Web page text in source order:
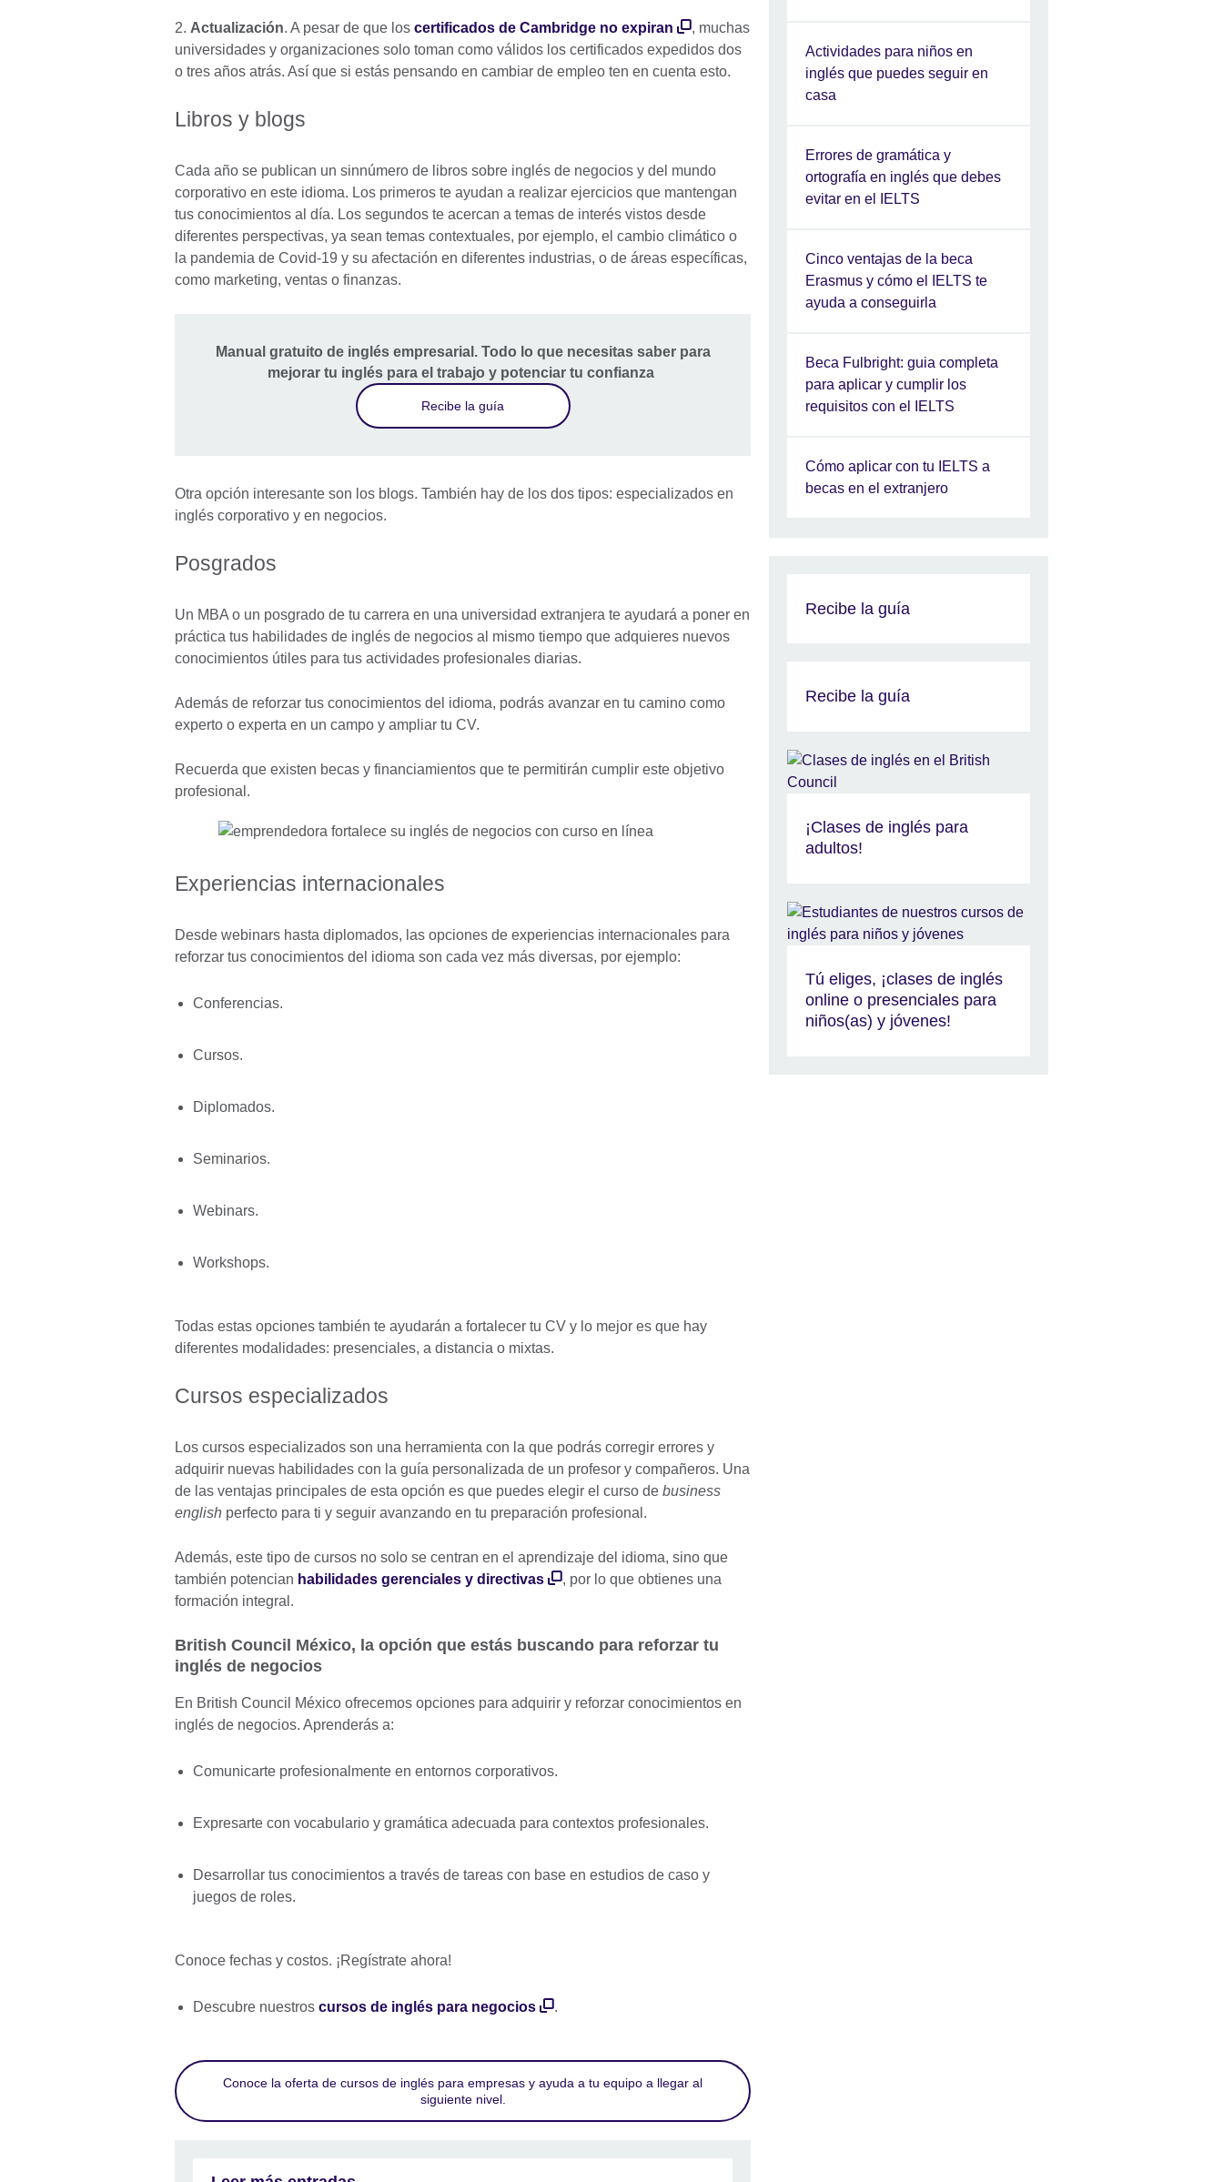
2. Actualización. A pesar de que los certificados de Cambridge no expiran
, muchas
universidades y organizaciones solo toman como válidos los certificados expedidos dos
o tres años atrás. Así que si estás pensando en cambiar de empleo ten en cuenta esto.
Libros y blogs
Cada año se publican un sinnúmero de libros sobre inglés de negocios y del mundo
corporativo en este idioma. Los primeros te ayudan a realizar ejercicios que mantengan
tus conocimientos al día. Los segundos te acercan a temas de interés vistos desde
diferentes perspectivas, ya sean temas contextuales, por ejemplo, el cambio climático o
la pandemia de Covid-19 y su afectación en diferentes industrias, o de áreas específicas,
como marketing, ventas o finanzas.
Manual gratuito de inglés empresarial. Todo lo que necesitas saber para
mejorar tu inglés para el trabajo y potenciar tu confianza
Recibe la guía
Otra opción interesante son los blogs. También hay de los dos tipos: especializados en
inglés corporativo y en negocios.
Posgrados
Un MBA o un posgrado de tu carrera en una universidad extranjera te ayudará a poner en
práctica tus habilidades de inglés de negocios al mismo tiempo que adquieres nuevos
conocimientos útiles para tus actividades profesionales diarias.
Además de reforzar tus conocimientos del idioma, podrás avanzar en tu camino como
experto o experta en un campo y ampliar tu CV.
Recuerda que existen becas y financiamientos que te permitirán cumplir este objetivo
profesional.
Experiencias internacionales
Desde webinars hasta diplomados, las opciones de experiencias internacionales para
reforzar tus conocimientos del idioma son cada vez más diversas, por ejemplo:
Conferencias.
Cursos.
Diplomados.
Seminarios.
Webinars.
Workshops.
Todas estas opciones también te ayudarán a fortalecer tu CV y lo mejor es que hay
diferentes modalidades: presenciales, a distancia o mixtas.
Cursos especializados
Los cursos especializados son una herramienta con la que podrás corregir errores y
adquirir nuevas habilidades con la guía personalizada de un profesor y compañeros. Una
de las ventajas principales de esta opción es que puedes elegir el curso de business
english perfecto para ti y seguir avanzando en tu preparación profesional.
Además, este tipo de cursos no solo se centran en el aprendizaje del idioma, sino que
también potencian habilidades gerenciales y directivas
, por lo que obtienes una
formación integral.
British Council México, la opción que estás buscando para reforzar tu
inglés de negocios
En British Council México ofrecemos opciones para adquirir y reforzar conocimientos en
inglés de negocios. Aprenderás a:
Comunicarte profesionalmente en entornos corporativos.
Expresarte con vocabulario y gramática adecuada para contextos profesionales.
Desarrollar tus conocimientos a través de tareas con base en estudios de caso y
juegos de roles.
Conoce fechas y costos. ¡Regístrate ahora!
Descubre nuestros cursos de inglés para negocios .
Conoce la oferta de cursos de inglés para empresas y ayuda a tu equipo a llegar al
siguiente nivel.
Actividades para niños en
inglés que puedes seguir en
casa
Errores de gramática y
ortografía en inglés que debes
evitar en el IELTS
Cinco ventajas de la beca
Erasmus y cómo el IELTS te
ayuda a conseguirla
Beca Fulbright: guia completa
para aplicar y cumplir los
requisitos con el IELTS
Cómo aplicar con tu IELTS a
becas en el extranjero
Recibe la guía
Recibe la guía
¡Clases de inglés para
adultos!
Tú eliges, ¡clases de inglés
online o presenciales para
niños(as) y jóvenes!